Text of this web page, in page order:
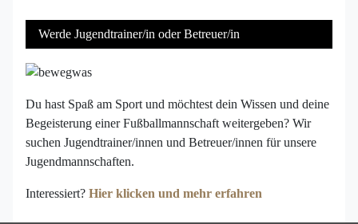
Werde Jugendtrainer/in oder Betreuer/in
Du hast Spaß am Sport und möchtest dein Wissen und deine
Begeisterung einer Fußballmannschaft weitergeben? Wir
suchen Jugendtrainer/innen und Betreuer/innen für unsere
Jugendmannschaften.
Interessiert? Hier klicken und mehr erfahren